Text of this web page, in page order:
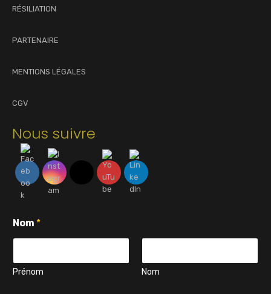
RÉSILIATION
PARTENAIRE
MENTIONS LÉGALES
CGV
Nous suivre
o
s
z
N
Nom *
Prénom Nom